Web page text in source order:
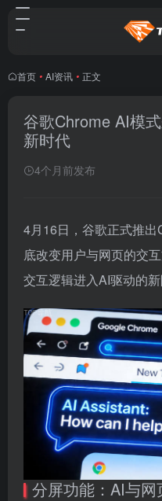
首页 • AI资讯 • 正文
谷歌Chrome AI模
新时代
4个月前发布
4月16日，谷歌正式推
底改变用户与网页的交
交互逻辑进入AI驱动的新
分屏功能：AI与